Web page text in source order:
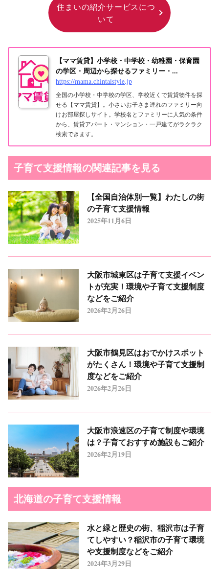
住まいの紹介サービスにつ
いて
【ママ賃貸】小学校・中学校・幼稚園・保育園
の学区・周辺から探せるファミリー・...
https://mama.chintaistyle.jp
全国の小学校・中学校の学区、学校近くで賃貸物件を探
せる【ママ賃貸】。小さいお子さま連れのファミリー向
けお部屋探しサイト。学校名とファミリーに人気の条件
から、賃貸アパート・マンション・一戸建てがラクラク
検索できます。
子育て支援情報の関連記事を見る
【全国自治体別一覧】わたしの街
の子育て支援情報
2025年11月6日
大阪市城東区は子育て支援イベン
トが充実！環境や子育て支援制度
などをご紹介
2026年2月26日
大阪市鶴見区はおでかけスポット
がたくさん！環境や子育て支援制
度などをご紹介
2026年2月26日
大阪市浪速区の子育て制度や環境
は？子育ておすすめ施設もご紹介
2026年2月19日
北海道の子育て支援情報
水と緑と歴史の街、稲沢市は子育
てしやすい？稲沢市の子育て環境
や支援制度などをご紹介
2024年3月29日